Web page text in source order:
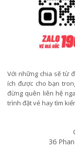
Với những chia sẽ từ
ích được cho bạn
đừng quên liên hệ
trình đặt vé hay tìm
36